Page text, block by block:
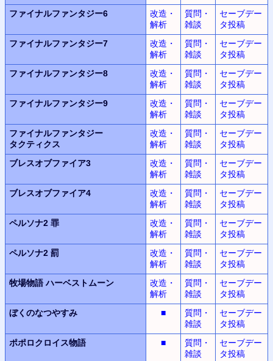
ファイナルファンタジー6
改造・
解析
質問・
雑談
セーブデー
タ投稿
ファイナルファンタジー7
改造・
解析
質問・
雑談
セーブデー
タ投稿
ファイナルファンタジー8
改造・
解析
質問・
雑談
セーブデー
タ投稿
ファイナルファンタジー9
改造・
解析
質問・
雑談
セーブデー
タ投稿
ファイナルファンタジー
タクティクス
改造・
解析
質問・
雑談
セーブデー
タ投稿
ブレスオブファイア3
改造・
解析
質問・
雑談
セーブデー
タ投稿
ブレスオブファイア4
改造・
解析
質問・
雑談
セーブデー
タ投稿
ペルソナ2 罪
改造・
解析
質問・
雑談
セーブデー
タ投稿
ペルソナ2 罰
改造・
解析
質問・
雑談
セーブデー
タ投稿
牧場物語ハーベストムーン
改造・
解析
質問・
雑談
セーブデー
タ投稿
ぼくのなつやすみ
■
質問・
雑談
セーブデー
タ投稿
ポポロクロイス物語
■
質問・
雑談
セーブデー
タ投稿